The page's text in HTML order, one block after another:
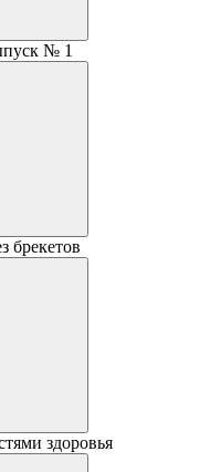
№ 1
брекетов
здоровья